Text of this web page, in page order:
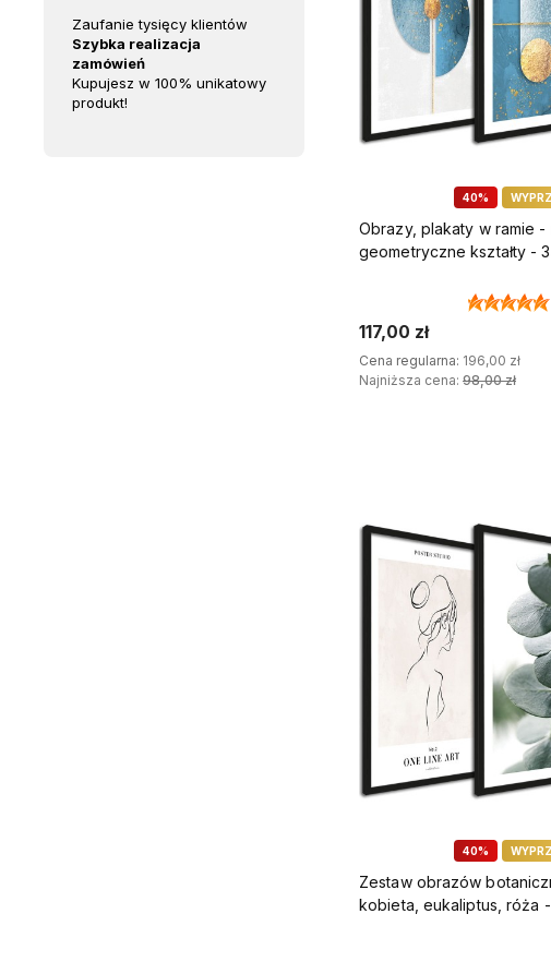
Rodzinna firma z tradycjami
15 lat w branży dekoracji
wnętrz!
w 100% wyprodukowane w
Polsce!
Zaufanie tysięcy klientów
Szybka realizacja
Kupujesz w 100% unikatowy
15 lat w
wnętrz!
w 100%
Polsce!
40%
Obrazy, plakaty w ramie
geometryczne kształty -
117,00 zł
Cena regularna: 196,00 zł
Najniższa cena: 98,00 zł
40%
Zestaw obrazów
kobieta, eukaliptus, róża